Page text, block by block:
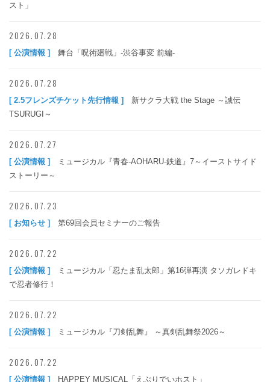
スト」
2026.07.28
[ 公演情報 ] 舞台「呪術廻戦」-渋谷事変 前編-
2026.07.28
[ 2.5フレンズチケット先行情報 ]
新サクラ大戦 the Stage ～誠伝
TSURUGI～
2026.07.27
[ 公演情報 ]
ミュージカル『青春-AOHARU-鉄道』7～イーストサイド
ストーリー～
2026.07.23
[ お知らせ ] 第69回会員セミナーのご報告
2026.07.22
[ 公演情報 ]
ミュージカル「忍たま乱太郎」第16弾再演 タソガレドキ
で忍者修行！
2026.07.22
[ 公演情報 ] ミュージカル『刀剣乱舞』 ～真剣乱舞祭2026～
2026.07.22
[ 公演情報 ] HAPPEY MUSICAL「えぶりでいホスト」